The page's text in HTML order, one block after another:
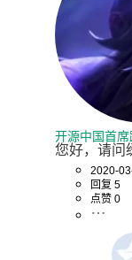
开源中国首席
您好，请问
2020-
回复 5
点赞 0